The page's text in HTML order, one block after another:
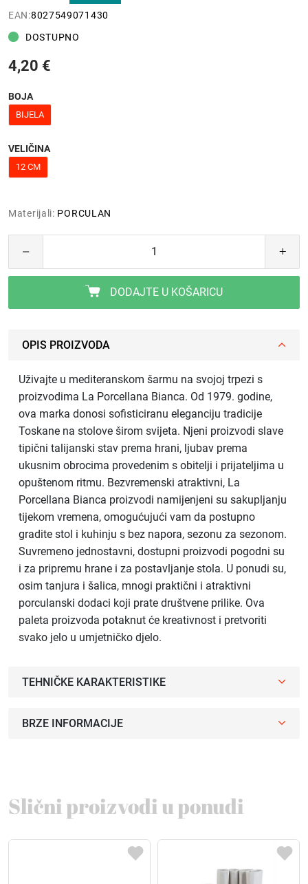
EAN:8027549071430
DOSTUPNO
4,20 €
BOJA
BIJELA
VELIČINA
12 CM
Materijali: PORCULAN
DODAJTE U KOŠARICU
OPIS PROIZVODA
Uživajte u mediteranskom šarmu na svojoj trpezi s
proizvodima La Porcellana Bianca. Od 1979. godine,
ova marka donosi sofisticiranu eleganciju tradicije
Toskane na stolove širom svijeta. Njeni proizvodi slave
tipični talijanski stav prema hrani, ljubav prema
ukusnim obrocima provedenim s obitelji i prijateljima u
opuštenom ritmu. Bezvremenski atraktivni, La
Porcellana Bianca proizvodi namijenjeni su sakupljanju
tijekom vremena, omogućujući vam da postupno
gradite stol i kuhinju s bez napora, sezonu za sezonom.
Suvremeno jednostavni, dostupni proizvodi pogodni su
i za pripremu hrane i za postavljanje stola. U ponudi su,
osim tanjura i šalica, mnogi praktični i atraktivni
porculanski dodaci koji prate društvene prilike. Ova
paleta proizvoda potaknut će kreativnost i pretvoriti
svako jelo u umjetničko djelo.
TEHNIČKE KARAKTERISTIKE
BRZE INFORMACIJE
Slični proizvodi u ponudi